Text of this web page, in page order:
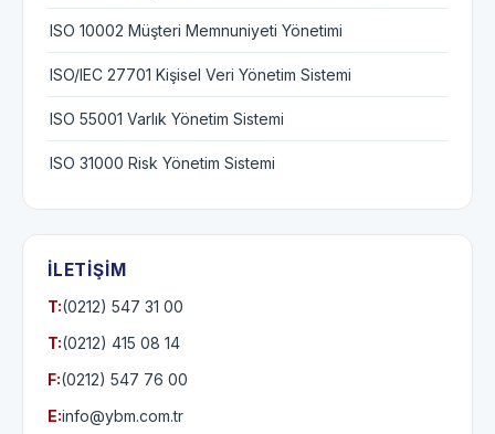
ISO 10002 Müşteri Memnuniyeti Yönetimi
ISO/IEC 27701 Kişisel Veri Yönetim Sistemi
ISO 55001 Varlık Yönetim Sistemi
ISO 31000 Risk Yönetim Sistemi
İLETIŞIM
T:(0212) 547 31 00
T:(0212) 415 08 14
F:(0212) 547 76 00
E:info@ybm.com.tr